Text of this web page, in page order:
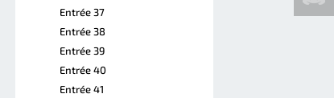
Entrée 37
Entrée 38
Entrée 39
Entrée 40
Entrée 41